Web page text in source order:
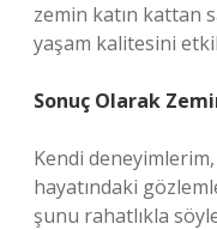
zemin katın kattan
yaşam kalitesini
Sonuç Olarak
Kendi
hayatındaki
şunu rahatlıkla